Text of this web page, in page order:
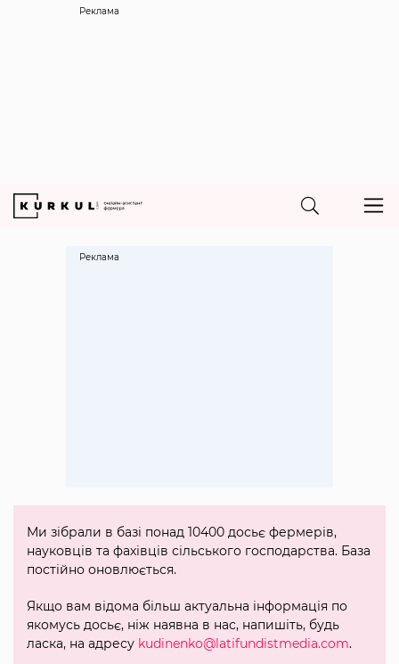
Реклама
Ми зібрали в базі понад 10400 досьє фермерів,
науковців та фахівців сільського господарства. База
постійно оновлюється.
Якщо вам відома більш актуальна інформація по
якомусь досьє, ніж наявна в нас, напишіть, будь
ласка, на адресу kudinenko@latifundistmedia.com.
Реклама